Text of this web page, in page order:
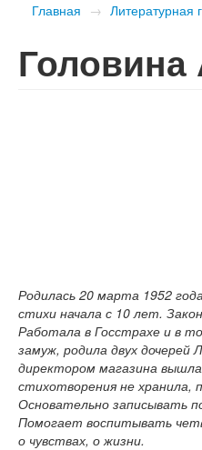
Главная → Литературная
Головина
Родилась 20 марта 1952
стихи начала с 10 лет.
Работала в Госстрахе и в
замуж, родила двух дочерей
директором магазина
стихотворения не хранила,
Основательно записывать
Помогает воспитывать
о чувствах, о жизни.